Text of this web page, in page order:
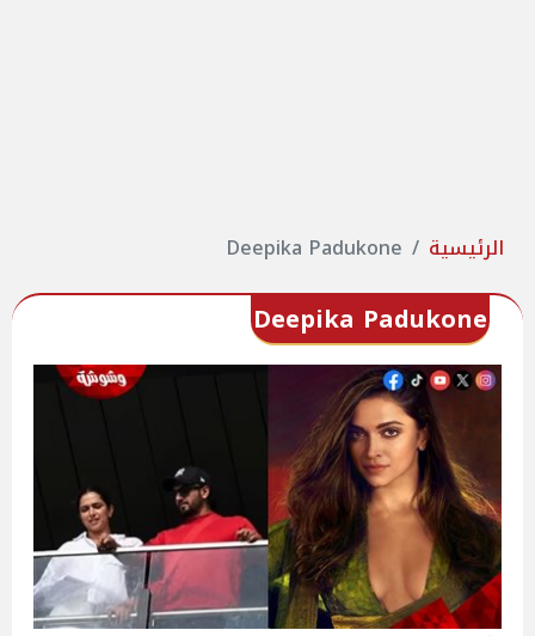
الرئيسية Deepika Padukone
Deepika Padukone